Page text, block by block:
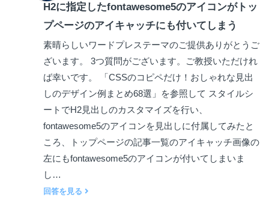
H2に指定したfontawesome5のアイコンがトッ
プページのアイキャッチにも付いてしまう
素晴らしいワードプレステーマのご提供ありがとうご
ざいます。 3つ質問がございます。ご教授いただけれ
ば幸いです。 「CSSのコピペだけ！おしゃれな見出
しのデザイン例まとめ68選」を参照して スタイルシ
ートでH2見出しのカスタマイズを行い、
fontawesome5のアイコンを見出しに付属してみたと
ころ、トップページの記事一覧のアイキャッチ画像の
左にもfontawesome5のアイコンが付いてしまいま
し…
回答を見る